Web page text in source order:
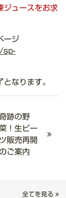
ジュースをお求
ージ
sp-
なります。
跡の野
！生ビー
ツ販売再開
のご案内
全てを見る